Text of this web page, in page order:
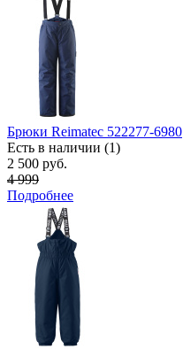
Брюки Reimatec 522277-6980
Есть в наличии (1)
2 500 руб.
4 999
Подробнее